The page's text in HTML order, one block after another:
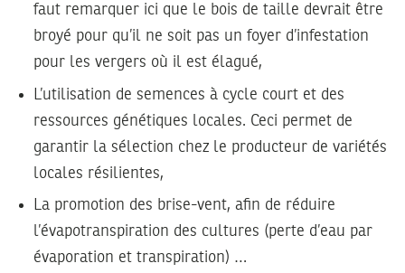
faut remarquer ici que le bois de taille devrait être
broyé pour qu’il ne soit pas un foyer d’infestation
pour les vergers où il est élagué,
L’utilisation de semences à cycle court et des
ressources génétiques locales. Ceci permet de
garantir la sélection chez le producteur de variétés
locales résilientes,
La promotion des brise-vent, afin de réduire
l’évapotranspiration des cultures (perte d’eau par
évaporation et transpiration) …